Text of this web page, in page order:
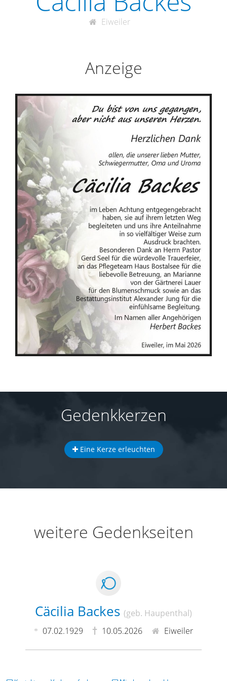
Eiweiler
Anzeige
Gedenkkerzen
Eine Kerze erleuchten
weitere Gedenkseiten
Cäcilia Backes (geb. Haupenthal)
07.02.1929
10.05.2026 Eiweiler